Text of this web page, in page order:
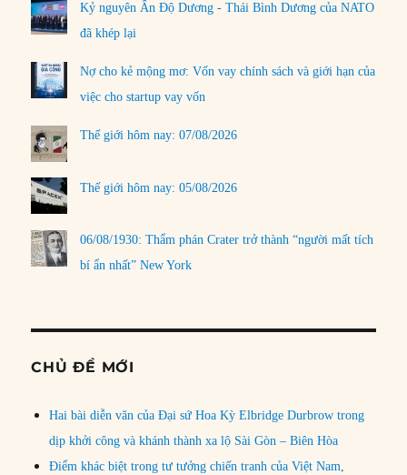
Kỷ nguyên Ấn Độ Dương - Thái Bình Dương của NATO
đã khép lại
Nợ cho kẻ mộng mơ: Vốn vay chính sách và giới hạn của
việc cho startup vay vốn
Thế giới hôm nay: 07/08/2026
Thế giới hôm nay: 05/08/2026
06/08/1930: Thẩm phán Crater trở thành “người mất tích
bí ẩn nhất” New York
CHỦ ĐỀ MỚI
Hai bài diễn văn của Đại sứ Hoa Kỳ Elbridge Durbrow trong
dịp khởi công và khánh thành xa lộ Sài Gòn – Biên Hòa
Điểm khác biệt trong tư tưởng chiến tranh của Việt Nam,